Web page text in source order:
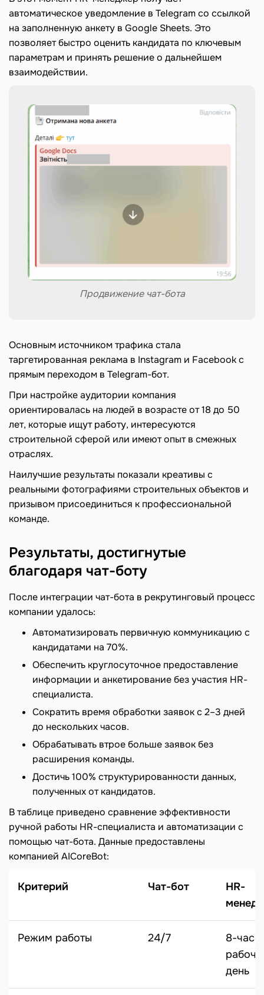
автоматическое уведомление в Telegram со ссылкой
на заполненную анкету в Google Sheets. Это
позволяет быстро оценить кандидата по ключевым
параметрам и принять решение о дальнейшем
взаимодействии.
Продвижение чат-бота
Основным источником трафика стала
таргетированная реклама в Instagram и Facebook с
прямым переходом в Telegram-бот.
При настройке аудитории компания
ориентировалась на людей в возрасте от 18 до 50
лет, которые ищут работу, интересуются
строительной сферой или имеют опыт в смежных
отраслях.
Наилучшие результаты показали креативы с
реальными фотографиями строительных объектов и
призывом присоединиться к профессиональной
команде.
Результаты, достигнутые
благодаря чат-боту
После интеграции чат-бота в рекрутинговый процесс
компании удалось:
Автоматизировать первичную коммуникацию с
кандидатами на 70%.
Обеспечить круглосуточное предоставление
информации и анкетирование без участия HR-
специалиста.
Сократить время обработки заявок с 2–3 дней
до нескольких часов.
Обрабатывать втрое больше заявок без
расширения команды.
Достичь 100% структурированности данных,
полученных от кандидатов.
В таблице приведено сравнение эффективности
ручной работы HR-специалиста и автоматизации с
помощью чат-бота. Данные предоставлены
компанией AICoreBot:
Критерий Чат-бот
HR-
Режим работы 24/7
8-
день